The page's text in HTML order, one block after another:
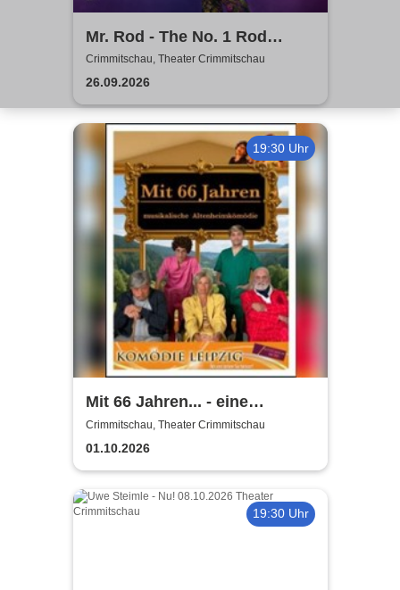
Mr. Rod - The No. 1 Rod
Stewart Show
Crimmitschau, Theater Crimmitschau
26.09.2026
19:30 Uhr
Mit 66 Jahren... - eine
musikalische
Altenheimkomödie
Crimmitschau, Theater Crimmitschau
01.10.2026
19:30 Uhr